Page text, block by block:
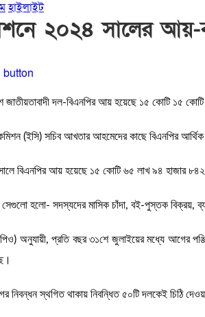
হাইলাইট
২০২৪ সালের
জাতীয়তাবাদী দল-বিএনপির আয় হয়েছে ১৫ কোটি ১৫
(ইসি) সচিব আখতার আহমেদের কাছে বিএনপির
বিএনপির আয় হয়েছে ১৫ কোটি ৬৫ লাখ ৯৪ হাজার
হলো- সদস্যদের মাসিক চাঁদা, বই-পুস্তক বিক্রয়,
অনুযায়ী, প্রতি বছর ৩১শে জুলাইয়ের মধ্যে আগের
নিবন্ধন স্থগিত থাকায় নিবন্ধিত ৫০টি দলকেই চিঠি